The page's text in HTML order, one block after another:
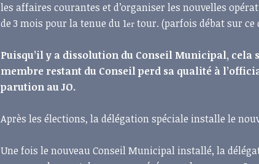
les affaires courantes et d’organiser les nouvelles
de 3 mois pour la tenue du 1er tour. (parfois débat sur ce
Puisqu’il y a dissolution du Conseil Municipal,
membre restant du Conseil perd sa qualité à
parution au JO.
Après les élections, la délégation spéciale installe le
Une fois le nouveau Conseil Municipal installé, la